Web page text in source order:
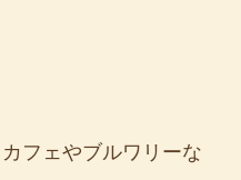
フェやブルワリーな